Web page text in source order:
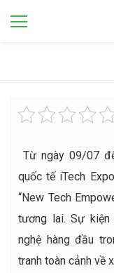
Từ ngày 09/07
quốc tế iTech
“New Tech
tương lai. Sự kiện
nghệ hàng đầu
tranh toàn cảnh về